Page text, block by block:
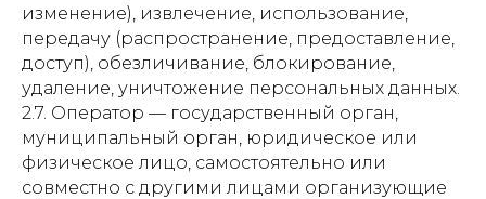
изменение), извлечение, использование,
передачу (распространение, предоставление,
доступ), обезличивание, блокирование,
удаление, уничтожение персональных данных.
2.7. Оператор — государственный орган,
муниципальный орган, юридическое или
физическое лицо, самостоятельно или
совместно с другими лицами организующие